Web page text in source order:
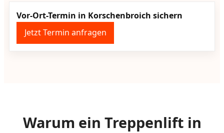
Vor-Ort-Termin in Korschenbroich sichern
Jetzt Termin anfragen
Warum ein Treppenlift in